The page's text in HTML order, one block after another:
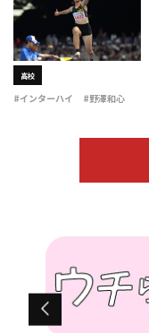
高校
#インターハイ #野澤和心